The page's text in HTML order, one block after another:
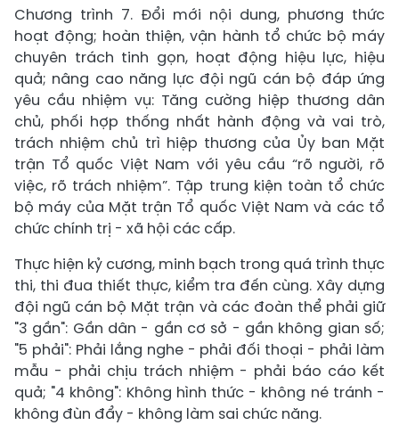
Chương trình 7. Đổi mới nội dung, phương thức
hoạt động; hoàn thiện, vận hành tổ chức bộ máy
chuyên trách tinh gọn, hoạt động hiệu lực, hiệu
quả; nâng cao năng lực đội ngũ cán bộ đáp ứng
yêu cầu nhiệm vụ: Tăng cường hiệp thương dân
chủ, phối hợp thống nhất hành động và vai trò,
trách nhiệm chủ trì hiệp thương của Ủy ban Mặt
trận Tổ quốc Việt Nam với yêu cầu “rõ người, rõ
việc, rõ trách nhiệm”. Tập trung kiện toàn tổ chức
bộ máy của Mặt trận Tổ quốc Việt Nam và các tổ
chức chính trị - xã hội các cấp.
Thực hiện kỷ cương, minh bạch trong quá trình thực
thi, thi đua thiết thực, kiểm tra đến cùng. Xây dựng
đội ngũ cán bộ Mặt trận và các đoàn thể phải giữ
"3 gần": Gần dân - gần cơ sở - gần không gian số;
"5 phải": Phải lắng nghe - phải đối thoại - phải làm
mẫu - phải chịu trách nhiệm - phải báo cáo kết
quả; "4 không": Không hình thức - không né tránh -
không đùn đẩy - không làm sai chức năng.